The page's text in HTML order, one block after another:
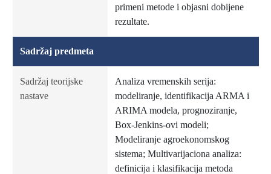
primeni metode i objasni dobijene
rezultate.
Sadržaj predmeta
Sadržaj teorijske
nastave
Analiza vremenskih serija:
modeliranje, identifikacija ARMA i
ARIMA modela, prognoziranje,
Box-Jenkins-ovi modeli;
Modeliranje agroekonomskog
sistema; Multivarijaciona analiza:
definicija i klasifikacija metoda